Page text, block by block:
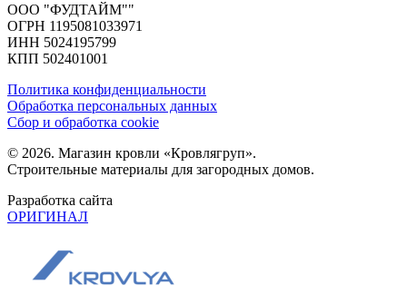
ООО "ФУДТАЙМ""
ОГРН 1195081033971
ИНН 5024195799
КПП 502401001
Политика конфиденциальности
Обработка персональных данных
Сбор и обработка cookie
© 2026. Магазин кровли «Кровлягруп».
Строительные материалы для загородных домов.
Разработка сайта
ОРИГИНАЛ